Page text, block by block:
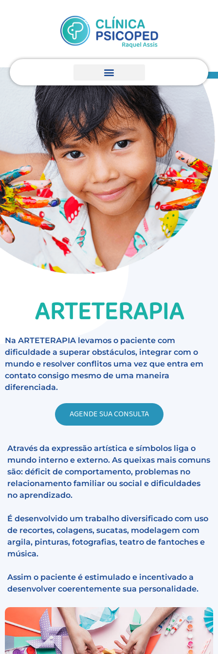
ARTETERAPIA
Na ARTETERAPIA levamos o paciente com
dificuldade a superar obstáculos, integrar com o
mundo e resolver conflitos uma vez que entra em
contato consigo mesmo de uma maneira
diferenciada.
AGENDE SUA CONSULTA
Através da expressão artística e símbolos liga o
mundo interno e externo. As queixas mais comuns
são: déficit de comportamento, problemas no
relacionamento familiar ou social e dificuldades
no aprendizado.
É desenvolvido um trabalho diversificado com uso
de recortes, colagens, sucatas, modelagem com
argila, pinturas, fotografias, teatro de fantoches e
música.
Assim o paciente é estimulado e incentivado a
desenvolver coerentemente sua personalidade.